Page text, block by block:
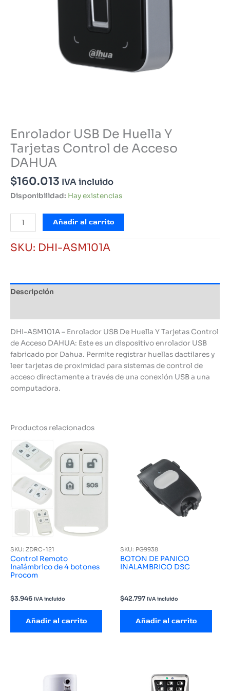
Enrolador USB De Huella Y
Tarjetas Control de Acceso
DAHUA
$160.013 IVA incluido
Disponibilidad: Hay existencias
Enrolador
USB
De
Huella
Control
DAHUA
cantidad
Añadir al carrito
SKU: DHI-ASM101A
Descripción
DHI-ASM101A – Enrolador USB De Huella Y Tarjetas Control
de Acceso DAHUA: Este es un dispositivo enrolador USB
fabricado por Dahua. Permite registrar huellas dactilares y
leer tarjetas de proximidad para sistemas de control de
acceso directamente a través de una conexión USB a una
computadora.
Productos relacionados
SKU: ZDRC-121
Control Remoto
Inalámbrico de 4 botones
Procom
$3.946 IVA incluido
Añadir al carrito
SKU: PG9938
BOTON DE PANICO
INALAMBRICO DSC
$42.797 IVA incluido
Añadir al carrito